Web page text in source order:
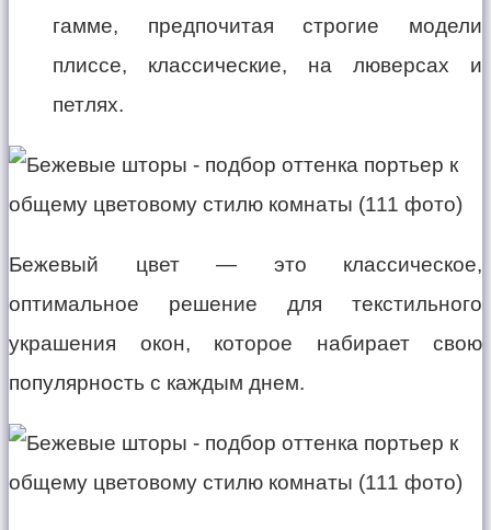
гамме, предпочитая строгие модели
плиссе, классические, на люверсах и
петлях.
Бежевый цвет — это классическое,
оптимальное решение для текстильного
украшения окон, которое набирает свою
популярность с каждым днем.